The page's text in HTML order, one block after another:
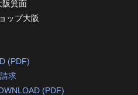
阪箕面
ップ大阪
(PDF)
求
(PDF)